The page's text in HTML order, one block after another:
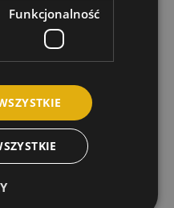
Funkcjonalność